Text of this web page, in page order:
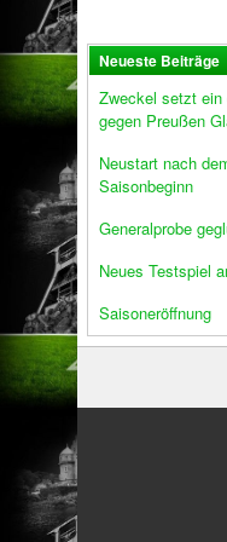
Neueste Beiträge
Zweckel setzt
gegen Preußen
Neustart nach
Saisonbeginn
Generalprobe
Neues Testspiel
Saisoneröffnung